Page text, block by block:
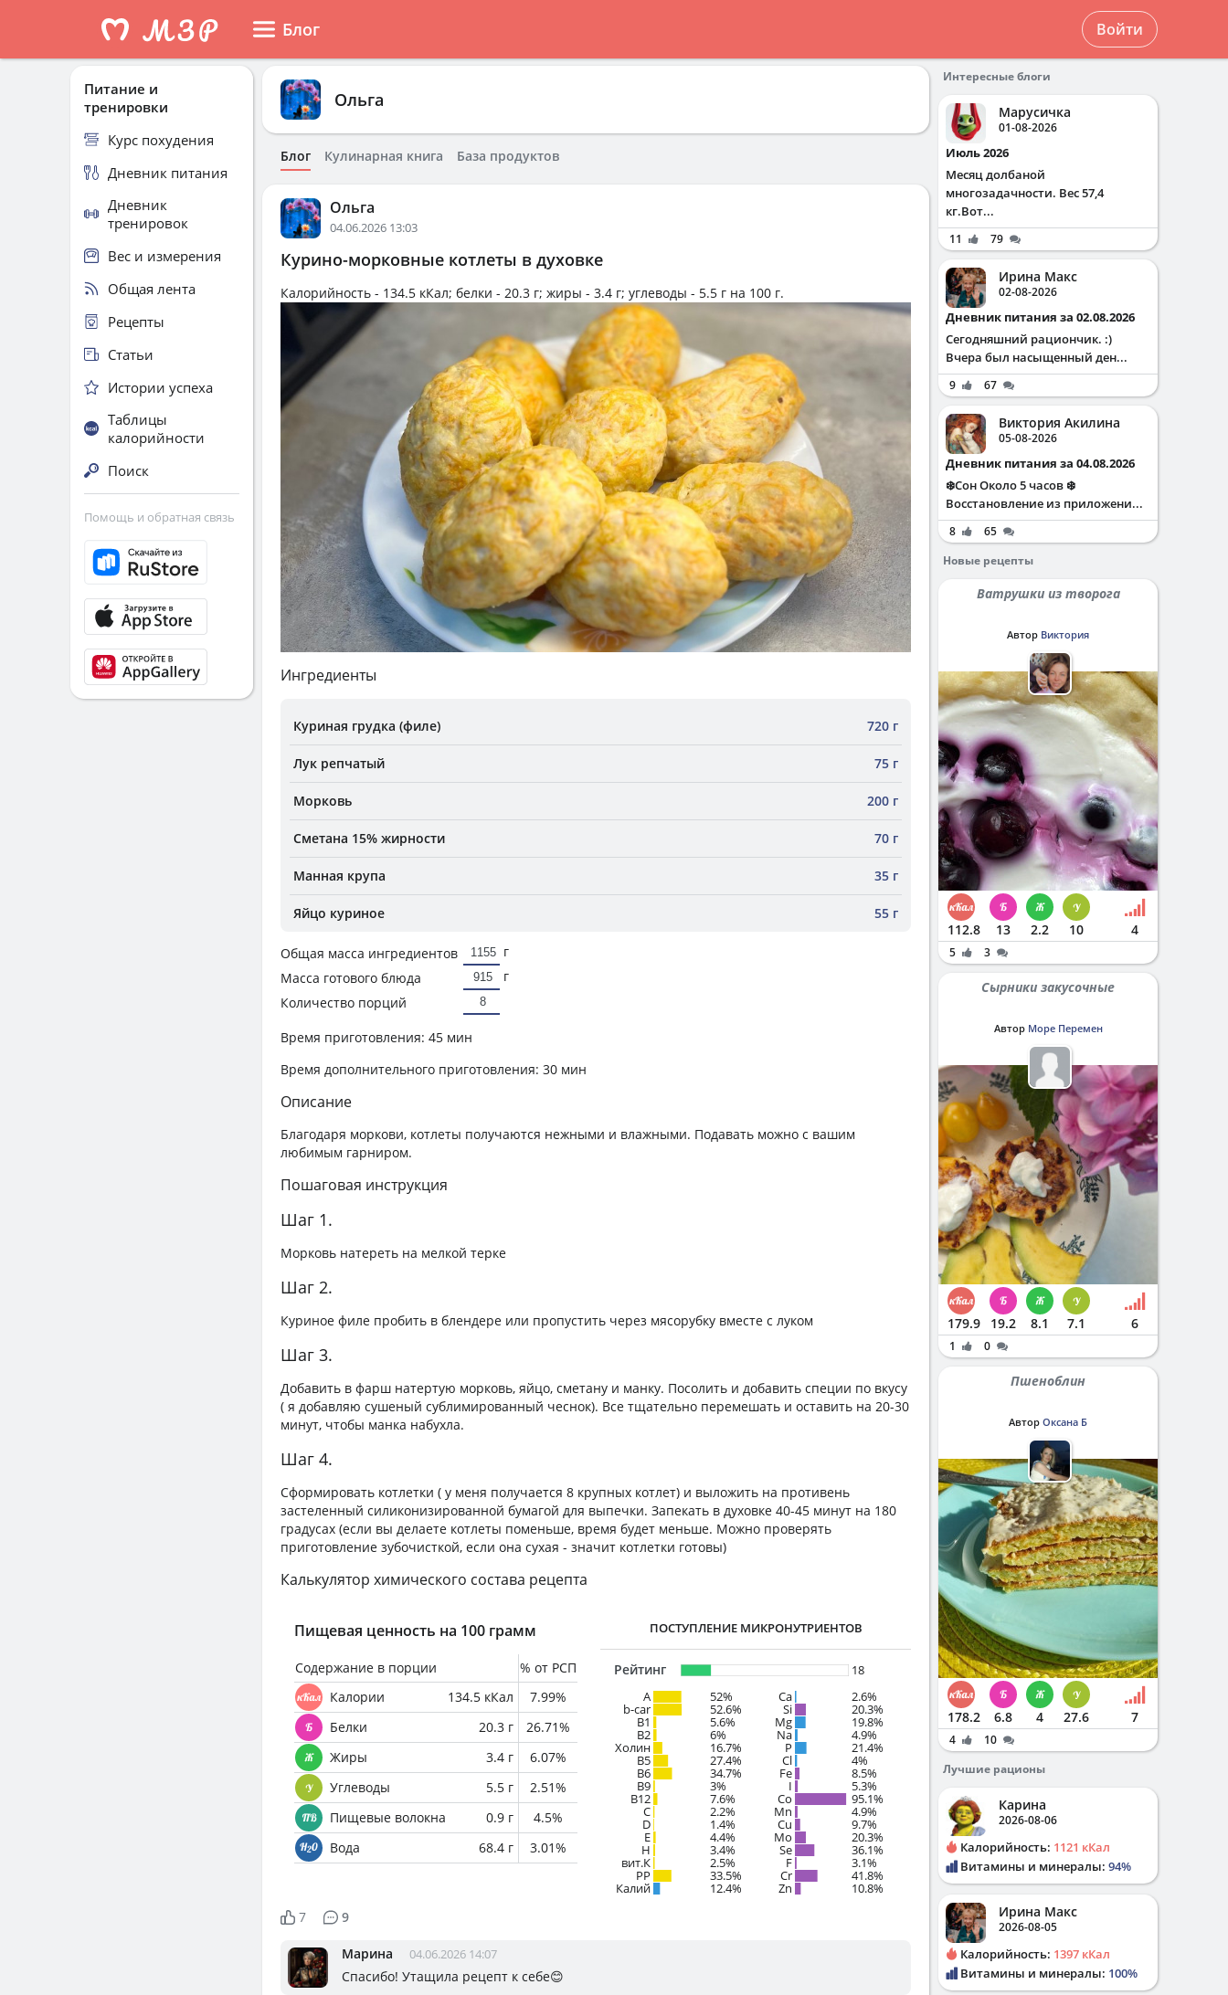
Блог Войти
Ольга
Блог Кулинарная книга База продуктов
Ольга
04.06.2026 13:03
Курино-морковные котлеты в духовке
Калорийность - 134.5 кКал; белки - 20.3 г; жиры - 3.4 г; углеводы - 5.5 г на 100 г.
Ингредиенты
Куриная грудка (филе) 720 г
Лук репчатый 75 г
Морковь 200 г
Сметана 15% жирности 70 г
Манная крупа 35 г
Яйцо куриное 55 г
Общая масса ингредиентов
г
Масса готового блюда
г
Количество порций
Время приготовления: 45 мин
Время дополнительного приготовления: 30 мин
Описание
Благодаря моркови, котлеты получаются нежными и влажными. Подавать можно с вашим
любимым гарниром.
Пошаговая инструкция
Шаг 1.
Морковь натереть на мелкой терке
Шаг 2.
Куриное филе пробить в блендере или пропустить через мясорубку вместе с луком
Шаг 3.
Добавить в фарш натертую морковь, яйцо, сметану и манку. Посолить и добавить специи по вкусу
( я добавляю сушеный сублимированный чеснок). Все тщательно перемешать и оставить на 20-30
минут, чтобы манка набухла.
Шаг 4.
Сформировать котлетки ( у меня получается 8 крупных котлет) и выложить на противень
застеленный силиконизированной бумагой для выпечки. Запекать в духовке 40-45 минут на 180
градусах (если вы делаете котлеты поменьше, время будет меньше. Можно проверять
приготовление зубочисткой, если она сухая - значит котлетки готовы)
Калькулятор химического состава рецепта
Пищевая ценность на 100 грамм
Содержание в порции
% от РСП
Калории
134.5 кКал
7.99%
Белки
20.3 г
26.71%
Жиры
3.4 г
6.07%
Углеводы
5.5 г
2.51%
Пищевые волокна
0.9 г
4.5%
Вода
68.4 г 3.01%
ПОСТУПЛЕНИЕ МИКРОНУТРИЕНТОВ
Рейтинг
18
A
52%
b-car 52.6%
В1 5.6%
B2 6%
Холин 16.7%
B5 27.4%
B6 34.7%
B9 3%
B12 7.6%
C 2.2%
D 1.4%
E 4.4%
H 3.4%
вит.К 2.5%
PP 33.5%
Калий 12.4%
Ca 2.6%
Si 20.3%
Mg 19.8%
Na 4.9%
P 21.4%
Cl 4%
Fe 8.5%
I 5.3%
Co 95.1%
Mn 4.9%
Cu 9.7%
Mo 20.3%
Se 36.1%
F 3.1%
Cr 41.8%
Zn 10.8%
7 9
Марина 04.06.2026 14:07
Спасибо! Утащила рецепт к себе😊
Питание и
тренировки
Курс похудения
Дневник питания
Дневник
тренировок
Вес и измерения
Общая лента
Рецепты
Статьи
Истории успеха
Таблицы
калорийности
Поиск
Помощь и обратная связь
Интересные блоги
Марусичка
01-08-2026
Июль 2026
Месяц долбаной
многозадачности. Вес 57,4
кг.Вот...
11 79
Ирина Макс
02-08-2026
Дневник питания за 02.08.2026
Сегодняшний рациончик. :)
Вчера был насыщенный ден...
9 67
Виктория Акилина
05-08-2026
Дневник питания за 04.08.2026
❄️Сон Около 5 часов ❄️
Восстановление из приложени...
8
65
Новые рецепты
Ватрушки из творога
Автор Виктория
112.8 13 2.2 10 4
5 3
Сырники закусочные
Автор Море Перемен
179.9 19.2 8.1 7.1 6
1 0
Пшеноблин
Автор Оксана Б
178.2 6.8 4 27.6 7
4
10
Лучшие рационы
Карина
2026-08-06
Калорийность: 1121 кКал
Витамины и минералы: 94%
Ирина Макс
2026-08-05
Калорийность: 1397 кКал
Витамины и минералы: 100%